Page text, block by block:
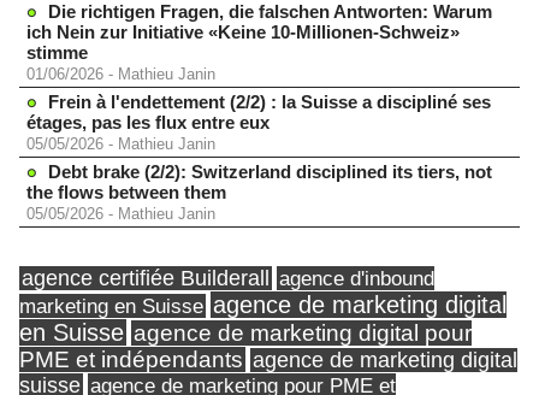
Die richtigen Fragen, die falschen Antworten: Warum
ich Nein zur Initiative «Keine 10-Millionen-Schweiz»
stimme
01/06/2026 - Mathieu Janin
Frein à l'endettement (2/2) : la Suisse a discipliné ses
étages, pas les flux entre eux
05/05/2026 - Mathieu Janin
Debt brake (2/2): Switzerland disciplined its tiers, not
the flows between them
05/05/2026 - Mathieu Janin
agence certifiée Builderall
agence d'inbound
marketing en Suisse agence de marketing digital
en Suisse agence de marketing digital pour
PME et indépendants agence de marketing digital
suisse agence de marketing pour PME et